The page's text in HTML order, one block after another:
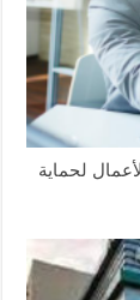
لحماية